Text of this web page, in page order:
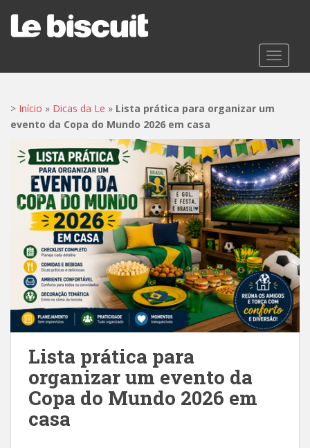
t
> Início » Dicas da Le » Lista prática para organizar um
evento da Copa do Mundo 2026 em casa
Lista prática para
organizar um evento da
Copa do Mundo 2026 em
casa